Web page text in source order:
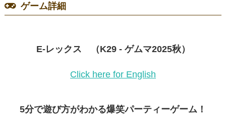
ゲーム詳細
E-レックス （K29 - ゲムマ2025秋）
Click here for English
5分で遊び方がわかる爆笑パーティーゲーム！